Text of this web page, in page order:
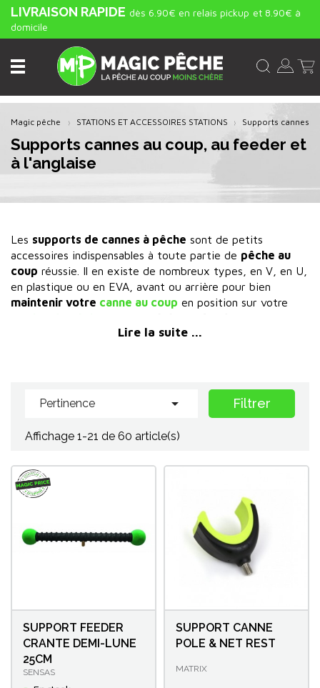
LIVRAISON RAPIDE dès 6.90€ en relais pickup et 8.90€ à
domicile
Magic pêche STATIONS ET ACCESSOIRES STATIONS Supports cannes
Supports cannes au coup, au feeder et
à l'anglaise
Les supports de cannes à pêche sont de petits
accessoires indispensables à toute partie de pêche au
coup réussie. Il en existe de nombreux types, en V, en U,
en plastique ou en EVA, avant ou arrière pour bien
maintenir votre canne au coup en position sur votre
nombreux modèles spécifiques, le plus souvent crantés. A
touche. Les
, eux, sont destinés à stocker
vos kits prêts à l'emploi lors de vos sessions de pêche au
Lire la suite ...
Pertinence  Filtrer
Affichage 1-21 de 60 article(s)
SUPPORT FEEDER
CRANTE DEMI-LUNE
25CM
SENSAS
SUPPORT CANNE
POLE & NET REST
MATRIX